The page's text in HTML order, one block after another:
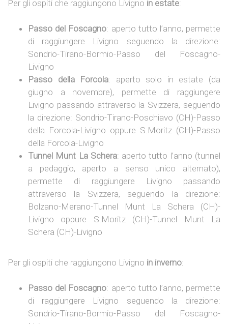
Per gli ospiti che raggiungono Livigno in estate:
Passo del Foscagno: aperto tutto l’anno, permette
di raggiungere Livigno seguendo la direzione:
Sondrio-Tirano-Bormio-Passo del Foscagno-
Livigno
Passo della Forcola: aperto solo in estate (da
giugno a novembre), permette di raggiungere
Livigno passando attraverso la Svizzera, seguendo
la direzione: Sondrio-Tirano-Poschiavo (CH)-Passo
della Forcola-Livigno oppure S.Moritz (CH)-Passo
della Forcola-Livigno
Tunnel Munt La Schera: aperto tutto l’anno (tunnel
a pedaggio, aperto a senso unico alternato),
permette di raggiungere Livigno passando
attraverso la Svizzera, seguendo la direzione:
Bolzano-Merano-Tunnel Munt La Schera (CH)-
Livigno oppure S.Moritz (CH)-Tunnel Munt La
Schera (CH)-Livigno
Per gli ospiti che raggiungono Livigno in inverno:
Passo del Foscagno: aperto tutto l’anno, permette
di raggiungere Livigno seguendo la direzione:
Sondrio-Tirano-Bormio-Passo del Foscagno-